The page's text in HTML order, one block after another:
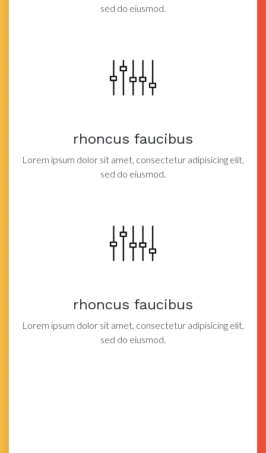
sed do eiusmod.
rhoncus faucibus
Lorem ipsum dolor sit amet, consectetur adipisicing elit,
sed do eiusmod.
rhoncus faucibus
Lorem ipsum dolor sit amet, consectetur adipisicing elit,
sed do eiusmod.